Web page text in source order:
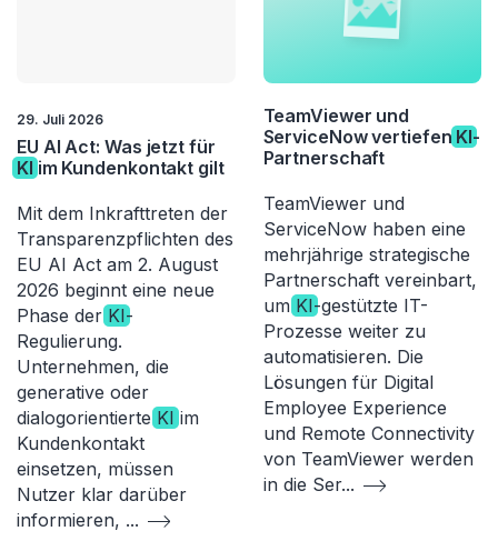
29. Juli 2026
EU AI Act: Was jetzt für
KI im Kundenkontakt gilt
Mit dem Inkrafttreten der
Transparenzpflichten des
EU AI Act am 2. August
2026 beginnt eine neue
Phase der KI-
Regulierung.
Unternehmen, die
generative oder
dialogorientierte KI im
Kundenkontakt
einsetzen, müssen
Nutzer klar darüber
informieren, ...
TeamViewer und
ServiceNow vertiefen KI-
Partnerschaft
TeamViewer und
ServiceNow haben eine
mehrjährige strategische
Partnerschaft vereinbart,
um KI-gestützte IT-
Prozesse weiter zu
automatisieren. Die
Lösungen für Digital
Employee Experience
und Remote Connectivity
von TeamViewer werden
in die Ser...